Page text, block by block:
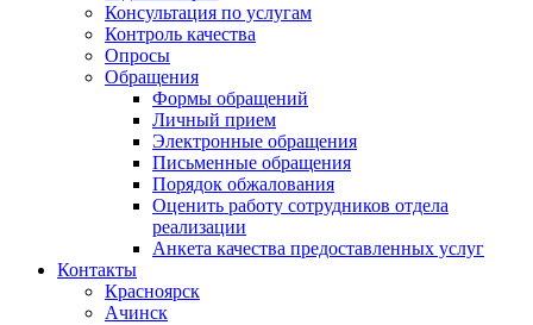
Консультация по услугам
Контроль качества
Опросы
Обращения
Формы обращений
Личный прием
Электронные обращения
Письменные обращения
Порядок обжалования
Оценить работу сотрудников отдела
реализации
Анкета качества предоставленных услуг
Контакты
Красноярск
Ачинск